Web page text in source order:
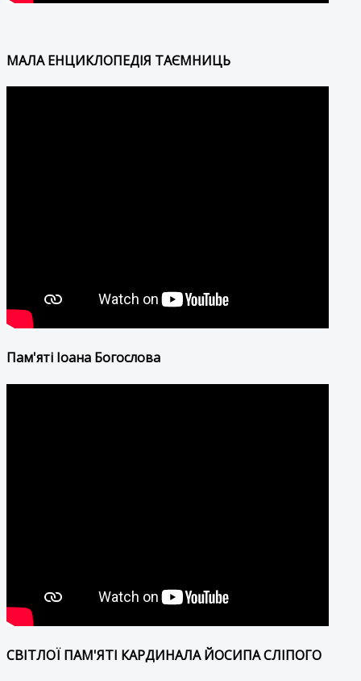
МАЛА ЕНЦИКЛОПЕДІЯ ТАЄМНИЦЬ
Пам'яті Іоана Богослова
СВІТЛОЇ ПАМ'ЯТІ КАРДИНАЛА ЙОСИПА СЛІПОГО